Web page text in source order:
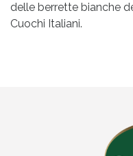
delle berrette bianche
Cuochi Italiani.